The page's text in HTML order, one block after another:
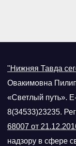
"Нижняя Тавда
Овакимовна
«Светлый путь».
8(34533)23235.
68007 от
надзору в сфере